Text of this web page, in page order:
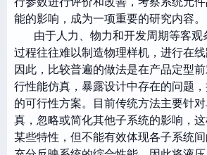
能的影响，成为一项重要的研究内容。
由于人力、物力和开发周期等客观
过程往往难以制造物理样机，进行在线
因此，比较普遍的做法是在产品定型
行性能仿真，暴露设计中存在的问题
的可行性方案。目前传统方法主要针
真，忽略或简化其他子系统的影响，
某些特性，但不能有效体现各子系统